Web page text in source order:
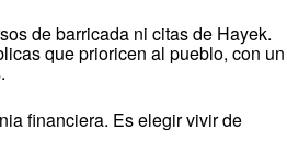
de barricada ni citas de Hayek.
que prioricen al pueblo, con un
financiera. Es elegir vivir de